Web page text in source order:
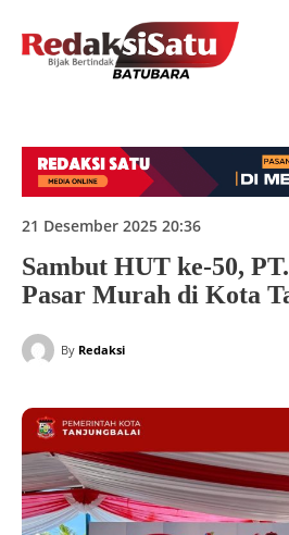
21 Desember 2025 20:36
Sambut HUT ke-50,
Pasar Murah di Kota
By Redaksi